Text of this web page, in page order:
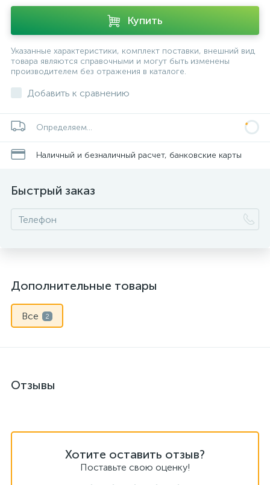
Купить
Указанные характеристики, комплект поставки, внешний вид
товара являются справочными и могут быть изменены
производителем без отражения в каталоге.
Добавить к сравнению
Определяем...
Наличный и безналичный расчет, банковские карты
Быстрый заказ
Дополнительные товары
Все 2
Отзывы
Хотите оставить отзыв?
Поставьте свою оценку!